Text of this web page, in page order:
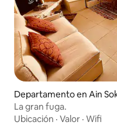
Departamento en Ain
La gran fuga.
Ubicación · Valor · Wifi